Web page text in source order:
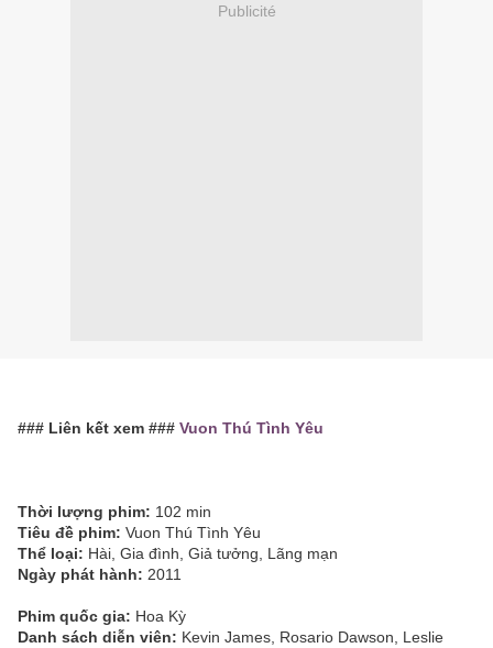
Publicité
### Liên kết xem ### Vuon Thú Tình Yêu
Thời lượng phim: 102 min
Tiêu đề phim: Vuon Thú Tình Yêu
Thể loại: Hài, Gia đình, Giả tưởng, Lãng mạn
Ngày phát hành: 2011
Phim quốc gia: Hoa Kỳ
Danh sách diễn viên: Kevin James, Rosario Dawson, Leslie